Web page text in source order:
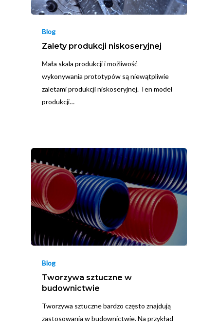
Blog
Zalety produkcji niskoseryjnej
Mała skala produkcji i możliwość
wykonywania prototypów są niewątpliwie
zaletami produkcji niskoseryjnej. Ten model
produkcji…
Blog
Tworzywa sztuczne w
budownictwie
Tworzywa sztuczne bardzo często znajdują
zastosowania w budownictwie. Na przykład